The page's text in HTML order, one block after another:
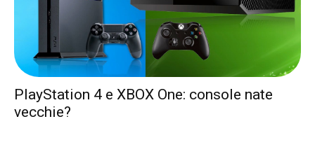
PlayStation 4 e XBOX One: console nate
vecchie?